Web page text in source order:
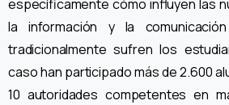
específicamente cómo influyen las
la información y la
tradicionalmente sufren los
caso han participado más de 2.600
10 autoridades competentes en